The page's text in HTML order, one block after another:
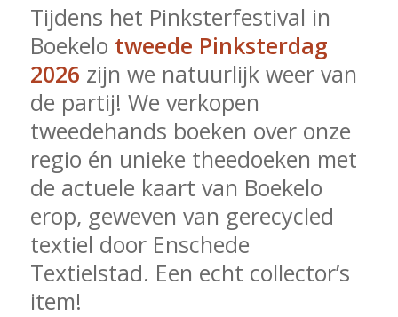
Tijdens het Pinksterfestival in
Boekelo tweede Pinksterdag
2026 zijn we natuurlijk weer van
de partij! We verkopen
tweedehands boeken over onze
regio én unieke theedoeken met
de actuele kaart van Boekelo
erop, geweven van gerecycled
textiel door Enschede
Textielstad. Een echt collector’s
item!